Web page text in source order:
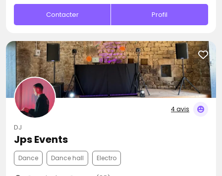
Contacter Profil
4 avis
DJ
Jps Events
Dance Dance hall Electro